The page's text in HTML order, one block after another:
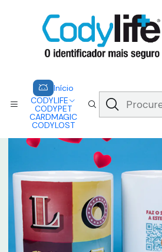
Início
CODYLIFE
CODYPET
CARDMAGIC
CODYLOST
A CODYLIFE PERMITE AOS
INSTANTANEAMENTE AOS SEUS
Saber mais